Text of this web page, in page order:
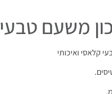
משעם טבעי
קלאסי ואיכותי